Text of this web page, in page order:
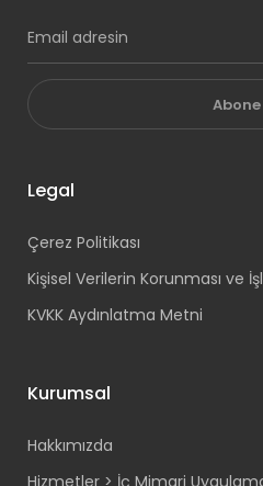
Legal
Çerez Politikası
Kişisel Verilerin Korunması ve
KVKK Aydınlatma Metni
Kurumsal
Hakkımızda
Hizmetler > İç Mimari